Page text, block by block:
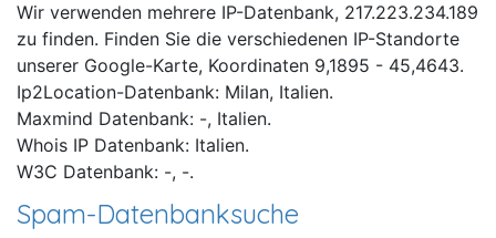
Wir verwenden mehrere IP-Datenbank, 217.223.234.189
zu finden. Finden Sie die verschiedenen IP-Standorte
unserer Google-Karte, Koordinaten 9,1895 - 45,4643.
Ip2Location-Datenbank: Milan, Italien.
Maxmind Datenbank: -, Italien.
Whois IP Datenbank: Italien.
W3C Datenbank: -, -.
Spam-Datenbanksuche